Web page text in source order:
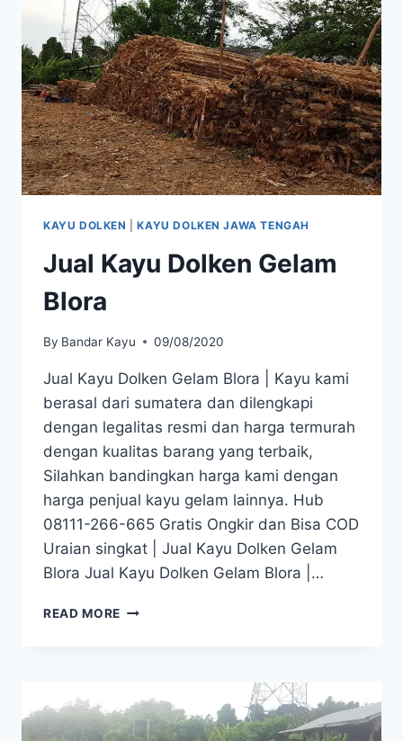
KAYU DOLKEN |KAYU DOLKEN JAWA TENGAH
Jual Kayu Dolken Gelam
Blora
By Bandar Kayu 09/08/2020
Jual Kayu Dolken Gelam Blora | Kayu kami
berasal dari sumatera dan dilengkapi
dengan legalitas resmi dan harga termurah
dengan kualitas barang yang terbaik,
Silahkan bandingkan harga kami dengan
harga penjual kayu gelam lainnya. Hub
08111-266-665 Gratis Ongkir dan Bisa COD
Uraian singkat | Jual Kayu Dolken Gelam
Blora Jual Kayu Dolken Gelam Blora |…
READ MORE JUAL